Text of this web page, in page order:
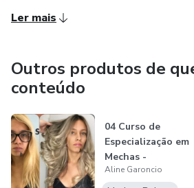
Ler mais
Outros produtos de
conteúdo
04 Curso de
Especialização em
Mechas -
CORREÇÃO DE
Aline Garoncio